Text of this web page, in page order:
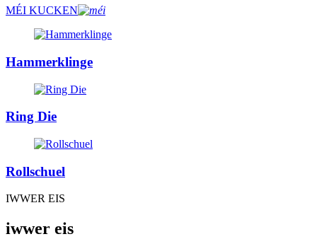
MÉI KUCKEN
Hammerklinge
Ring Die
Rollschuel
IWWER EIS
iwwer eis